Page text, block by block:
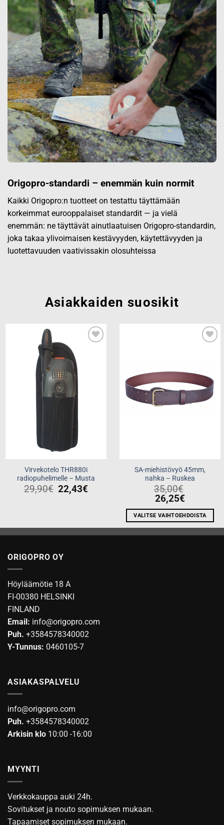
Origopro-standardi – enemmän kuin normit
Kaikki Origopro:n tuotteet on testattu täyttämään
korkeimmat eurooppalaiset standardit — ja vielä
enemmän: ne täyttävät ainutlaatuisen Origopro-standardin,
joka takaa ylivoimaisen kestävyyden, käytettävyyden ja
luotettavuuden vaativissakin olosuhteissa
Asiakkaiden suosikit
Virvekotelo THR880i
radiopuhelimelle – Musta
29,90€ 22,43€
SA-miehistövyö 45mm,
nahka – Ruskea
35,00€
26,25€
VALITSE VAIHTOEHDOISTA
Tällä
tuotteella
ORIGOPRO OY
Höyläämötie 18 A
FI-00380 HELSINKI
FINLAND
Email: info@origopro.com
Puh. +3584578340002
Y-Tunnus: 0460105-7
ASIAKASPALVELU
info@origopro.com
Puh. +3584578340002
Arkisin klo 10:00 -16:00
MYYNTI
Verkkokauppa auki 24h.
Sovitukset ja nouto sopimuksen mukaan.
Tapaamiset sopimuksen mukaan.